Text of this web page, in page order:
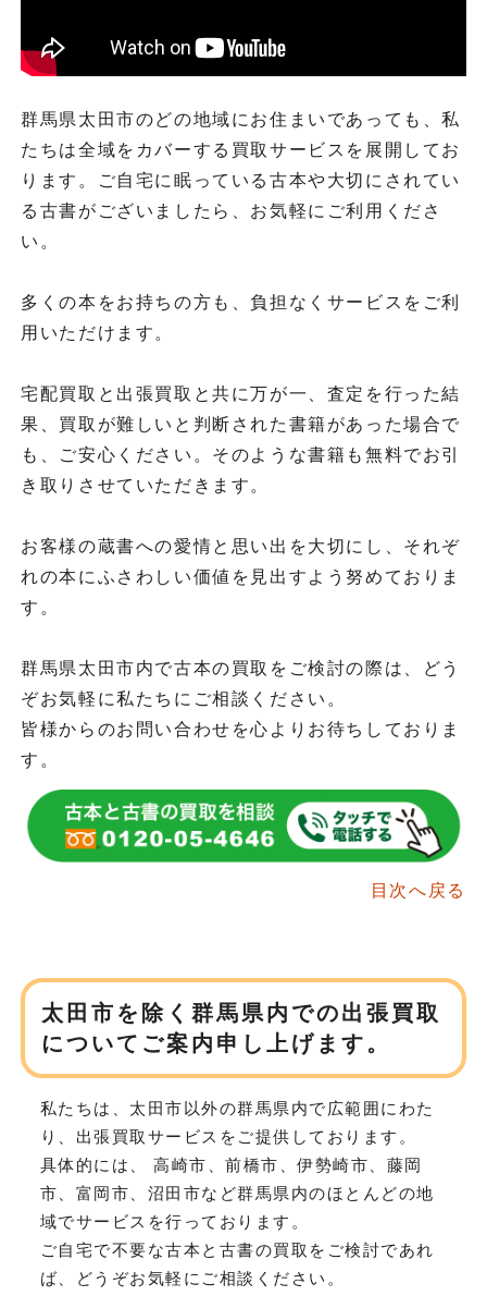
群馬県太田市のどの地域にお住まいであっても、私
たちは全域をカバーする買取サービスを展開してお
ります。ご自宅に眠っている古本や大切にされてい
る古書がございましたら、お気軽にご利用くださ
い。
多くの本をお持ちの方も、負担なくサービスをご利
用いただけます。
宅配買取と出張買取と共に万が一、査定を行った結
果、買取が難しいと判断された書籍があった場合で
も、ご安心ください。そのような書籍も無料でお引
き取りさせていただきます。
お客様の蔵書への愛情と思い出を大切にし、それぞ
れの本にふさわしい価値を見出すよう努めておりま
す。
群馬県太田市内で古本の買取をご検討の際は、どう
ぞお気軽に私たちにご相談ください。
皆様からのお問い合わせを心よりお待ちしておりま
す。
目次へ戻る
太田市を除く群馬県内での出張買取
について ご案内申し上げます。
私たちは、太田市以外の群馬県内で広範囲にわた
り、 出張買取サービスをご提供しております。
具体的には、 高崎市、前橋市、伊勢崎市、藤岡
市、富岡市、沼田市など群馬県内のほとんどの地
域でサービスを行っております。
ご自宅で不要な古本と古書の買取をご検討であれ
ば、どうぞお気軽にご相談ください。